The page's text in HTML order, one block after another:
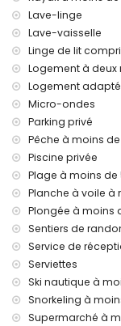
service de
chauffage
service
lit
demande)
Divertissements et
Jávea, Costa
discothèque,
kilomètres de
musée
Puerto,
(Pueblo de
de Jávea,
Jávea) (à
château
kilomètres de
Lave-linge
Lave-vaisselle
Linge de lit
Logement à deux
Logement
Micro-ondes
Parking privé
Pêche à moins de
Piscine privée
Plage à moins de
Planche à voile à
Plongée à moins
Sentiers de
Service de
Serviettes
Ski nautique à
Snorkeling à
Supermarché à